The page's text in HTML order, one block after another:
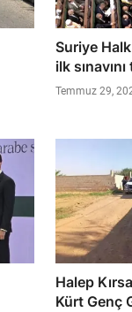
Suriye
ilk
Temmuz 29,
Halep
Kürt Genç